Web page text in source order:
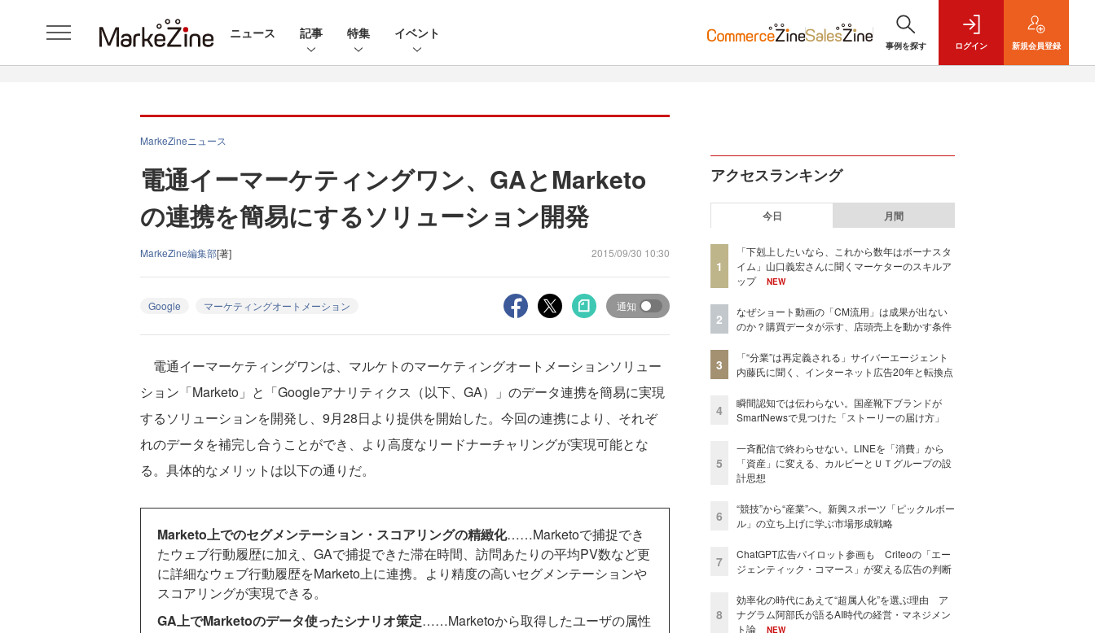
ニュース 記事 特集 イベント
事例を探す ログイン 新規会員登録
MarkeZineニュース
電通イーマーケティングワン、GAとMarketo
の連携を簡易にするソリューション開発
MarkeZine編集部[著] 2015/09/30 10:30
Google マーケティングオートメーション 通知
電通イーマーケティングワンは、マルケトのマーケティングオートメーションソリュー
ション「Marketo」と「Googleアナリティクス（以下、GA）」のデータ連携を簡易に実現
するソリューションを開発し、9月28日より提供を開始した。今回の連携により、それぞ
れのデータを補完し合うことができ、より高度なリードナーチャリングが実現可能とな
る。具体的なメリットは以下の通りだ。
Marketo上でのセグメンテーション・スコアリングの精緻化……Marketoで捕捉でき
たウェブ行動履歴に加え、GAで捕捉できた滞在時間、訪問あたりの平均PV数など更
に詳細なウェブ行動履歴をMarketo上に連携。より精度の高いセグメンテーションや
スコアリングが実現できる。
GA上でMarketoのデータ使ったシナリオ策定……Marketoから取得したユーザの属性
アクセスランキング
今日 月間
1
「下剋上したいなら、これから数年はボーナスタ
イム」山口義宏さんに聞くマーケターのスキルア
ップ
NEW
2
なぜショート動画の「CM流用」は成果が出ない
のか？購買データが示す、店頭売上を動かす条件
3
「“分業”は再定義される」サイバーエージェント
内藤氏に聞く、インターネット広告20年と転換点
4
瞬間認知では伝わらない。国産靴下ブランドが
SmartNewsで見つけた「ストーリーの届け方」
5
一斉配信で終わらせない。LINEを「消費」から
「資産」に変える、カルビーとＵＴグループの設
計思想
6
“競技”から“産業”へ。新興スポーツ「ピックルボー
ル」の立ち上げに学ぶ市場形成戦略
7
ChatGPT広告パイロット参画も Criteoの「エー
ジェンティック・コマース」が変える広告の判断
8
効率化の時代にあえて“超属人化”を選ぶ理由 ア
ナグラム阿部氏が語るAI時代の経営・マネジメン
ト論
NEW